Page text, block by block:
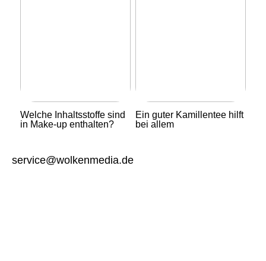
Welche Inhaltsstoffe sind
in Make-up enthalten?
Ein guter Kamillentee hilft
bei allem
service@wolkenmedia.de